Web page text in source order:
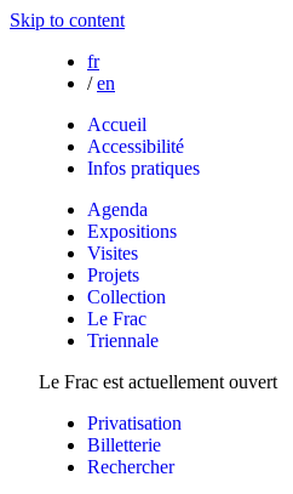
Skip to content
fr
/ en
Accueil
Accessibilité
Infos pratiques
Agenda
Expositions
Visites
Projets
Collection
Le Frac
Triennale
Le Frac est actuellement ouvert
Privatisation
Billetterie
Rechercher